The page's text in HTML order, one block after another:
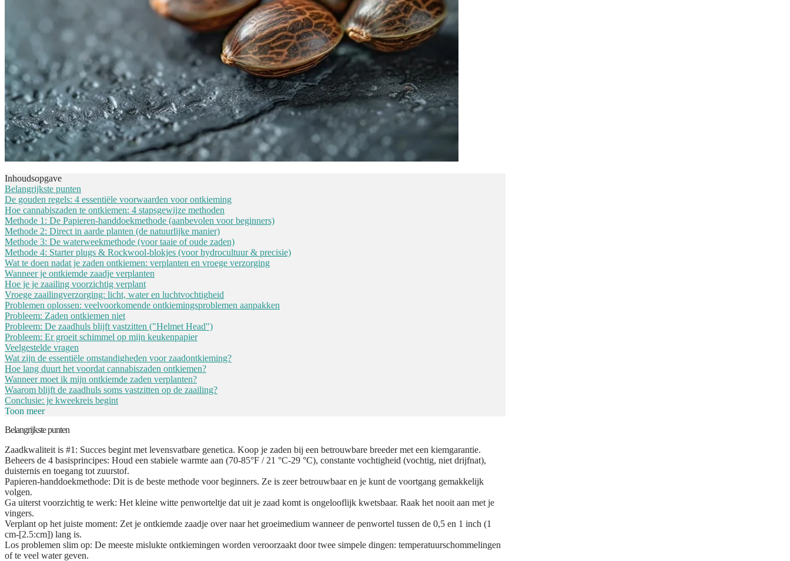
Inhoudsopgave
Belangrijkste punten
De gouden regels: 4 essentiële voorwaarden voor ontkieming
Hoe cannabiszaden te ontkiemen: 4 stapsgewijze methoden
Methode 1: De Papieren-handdoekmethode (aanbevolen voor beginners)
Methode 2: Direct in aarde planten (de natuurlijke manier)
Methode 3: De waterweekmethode (voor taaie of oude zaden)
Methode 4: Starter plugs & Rockwool-blokjes (voor hydrocultuur & precisie)
Wat te doen nadat je zaden ontkiemen: verplanten en vroege verzorging
Wanneer je ontkiemde zaadje verplanten
Hoe je je zaailing voorzichtig verplant
Vroege zaailingverzorging: licht, water en luchtvochtigheid
Problemen oplossen: veelvoorkomende ontkiemingsproblemen aanpakken
Probleem: Zaden ontkiemen niet
Probleem: De zaadhuls blijft vastzitten ("Helmet Head")
Probleem: Er groeit schimmel op mijn keukenpapier
Veelgestelde vragen
Wat zijn de essentiële omstandigheden voor zaadontkieming?
Hoe lang duurt het voordat cannabiszaden ontkiemen?
Wanneer moet ik mijn ontkiemde zaden verplanten?
Waarom blijft de zaadhuls soms vastzitten op de zaailing?
Conclusie: je kweekreis begint
Toon meer
Belangrijkste punten
Zaadkwaliteit is #1: Succes begint met levensvatbare genetica. Koop je zaden bij een betrouwbare breeder met een kiemgarantie.
Beheers de 4 basisprincipes: Houd een stabiele warmte aan (70-85°F / 21 °C-29 °C), constante vochtigheid (vochtig, niet drijfnat),
duisternis en toegang tot zuurstof.
Papieren-handdoekmethode: Dit is de beste methode voor beginners. Ze is zeer betrouwbaar en je kunt de voortgang gemakkelijk
volgen.
Ga uiterst voorzichtig te werk: Het kleine witte penworteltje dat uit je zaad komt is ongelooflijk kwetsbaar. Raak het nooit aan met je
vingers.
Verplant op het juiste moment: Zet je ontkiemde zaadje over naar het groeimedium wanneer de penwortel tussen de 0,5 en 1 inch (1
cm-[2.5:cm]) lang is.
Los problemen slim op: De meeste mislukte ontkiemingen worden veroorzaakt door twee simpele dingen: temperatuurschommelingen
of te veel water geven.